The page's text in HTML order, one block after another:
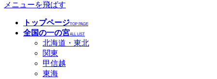
メニューを飛ばす
トップページTOP PAGE
全国の一の宮ALL LIST
北海道・東北
関東
甲信越
東海